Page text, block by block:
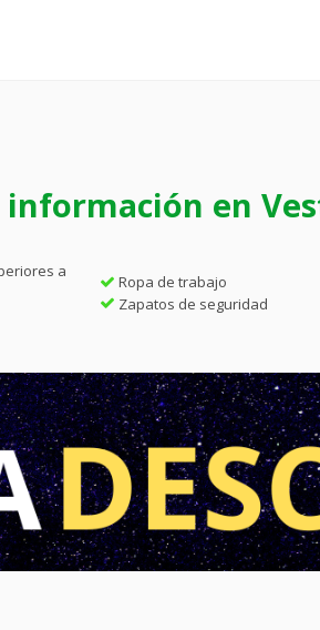
en
a
Ropa de trabajo
Zapatos de seguridad